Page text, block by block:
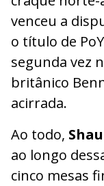
venceu a
o título de
segunda vez
britânico
acirrada.
Ao todo,
ao longo
cinco mesas